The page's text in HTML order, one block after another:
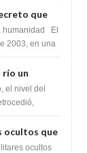
que
de la
humanidad El
2003, en una
río un
de Shiva
el nivel del
ocultos que
de crear el
ocultos